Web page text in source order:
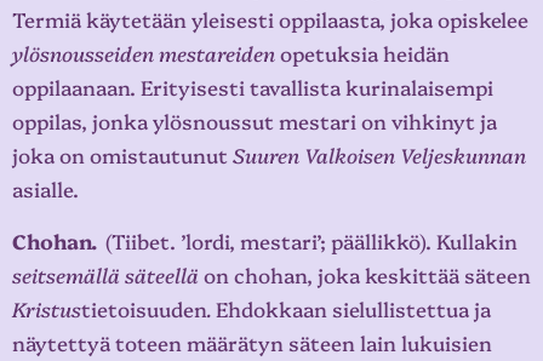
Termiä käytetään yleisesti oppilaasta, joka opiskelee
ylösnousseiden mestareidenopetuksia heidän
oppilaanaan. Erityisesti tavallista kurinalaisempi
oppilas, jonka ylösnoussut mestari on vihkinyt ja
joka on omistautunutSuuren Valkoisen Veljeskunnan
asialle.
Chohan. (Tiibet. ’lordi, mestari’; päällikkö). Kullakin
seitsemällä säteellä on chohan, joka keskittää säteen
Kristustietoisuuden.Ehdokkaan sielullistettua ja
näytettyä toteen määrätyn säteen lain lukuisien